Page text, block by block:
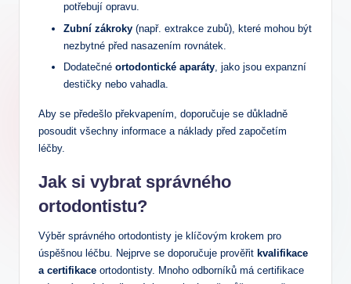
potřebují opravu.
Zubní zákroky (např. extrakce zubů), které mohou být
nezbytné před nasazením rovnátek.
Dodatečné ortodontické aparáty , jako jsou expanzní
destičky nebo vahadla.
Aby se předešlo překvapením, doporučuje se důkladně
posoudit všechny informace a náklady před započetím
léčby.
Jak si vybrat správného
ortodontistu?
Výběr správného ortodontisty je klíčovým krokem pro
úspěšnou léčbu. Nejprve se doporučuje prověřit kvalifikace
a certifikace ortodontisty. Mnoho odborníků má certifikace